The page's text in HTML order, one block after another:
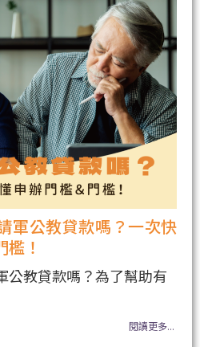
軍公教貸款嗎？一次快
！
公教貸款嗎？為了幫助有
閱讀更多...